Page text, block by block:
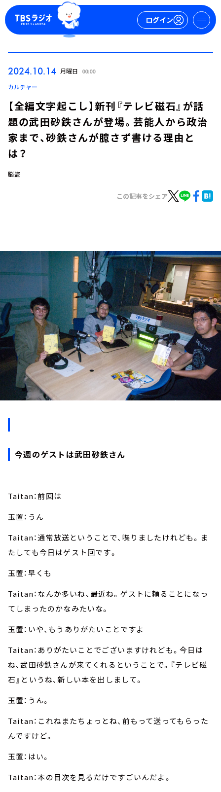
ログイン
YouTube
会社情報
2024.10.14 月曜日 00:00
カルチャー
【全編文字起こし】新刊『テレビ磁石』が話
題の武田砂鉄さんが登場。芸能人から政治
家まで、砂鉄さんが臆さず書ける理由と
は？
脳盗
この記事をシェア
今週のゲストは武田砂鉄さん
Taitan：前回は
玉置：うん
Taitan：通常放送ということで、喋りましたけれども。ま
たしても今日はゲスト回です。
玉置：早くも
Taitan：なんか多いね、最近ね。ゲストに頼ることになっ
てしまったのかなみたいな。
玉置：いや、もうありがたいことですよ
Taitan：ありがたいことでございますけれども。今日は
ね、武田砂鉄さんが来てくれるということで。『テレビ磁
石』というね、新しい本を出しまして。
玉置：うん。
Taitan：これねまたちょっとね、前もって送ってもらった
んですけど。
玉置：はい。
Taitan：本の目次を見るだけですごいんだよ。